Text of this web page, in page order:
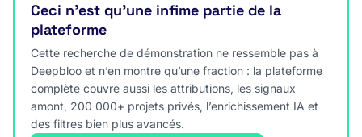
Ceci n’est qu’une infime partie de la
plateforme
Cette recherche de démonstration ne ressemble pas à
Deepbloo et n’en montre qu’une fraction : la plateforme
complète couvre aussi les attributions, les signaux
amont, 200 000+ projets privés, l’enrichissement IA et
des filtres bien plus avancés.